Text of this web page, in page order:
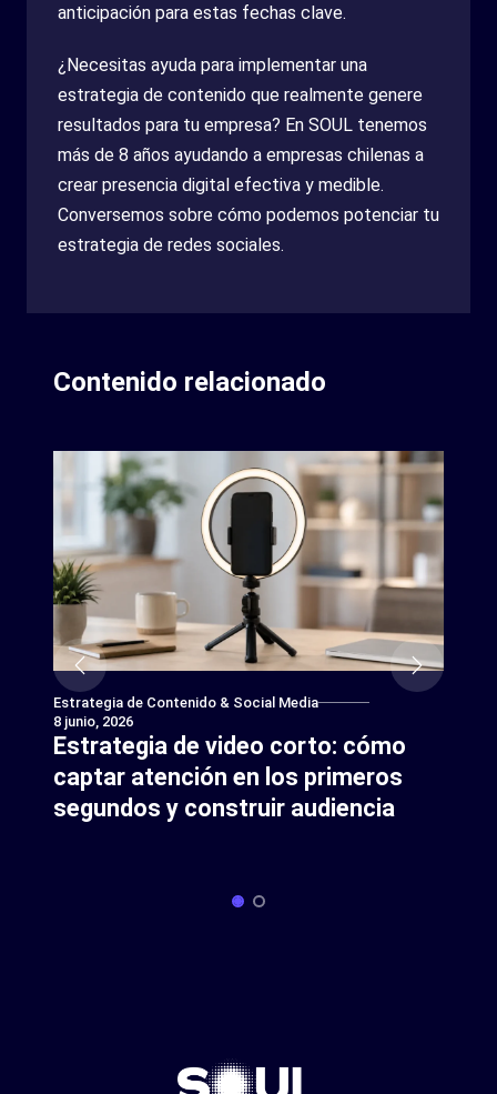
anticipación para estas fechas clave.
¿Necesitas ayuda para implementar una
estrategia de contenido que realmente genere
resultados para tu empresa? En SOUL tenemos
más de 8 años ayudando a empresas chilenas a
crear presencia digital efectiva y medible.
Conversemos sobre cómo podemos potenciar tu
estrategia de redes sociales.
Contenido relacionado
Estrategia de Contenido & Social Media
8 junio, 2026
Estrategia de video corto: cómo
captar atención en los primeros
segundos y construir audiencia